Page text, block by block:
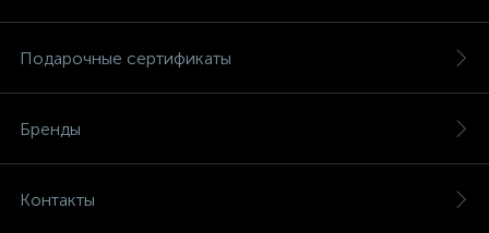
Подарочные сертификаты
Бренды
Контакты